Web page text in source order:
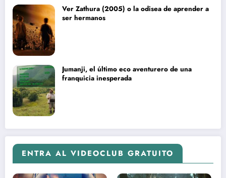
Ver Zathura (2005) o la odisea de aprender a
ser hermanos
Jumanji, el último eco aventurero de una
franquicia inesperada
ENTRA AL VIDEOCLUB GRATUITO